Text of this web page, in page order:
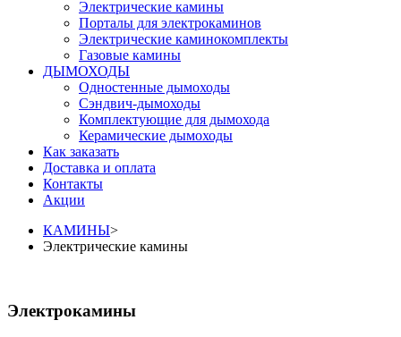
Электрические камины
Порталы для электрокаминов
Электрические каминокомплекты
Газовые камины
ДЫМОХОДЫ
Одностенные дымоходы
Сэндвич-дымоходы
Комплектующие для дымохода
Керамические дымоходы
Как заказать
Доставка и оплата
Контакты
Акции
КАМИНЫ>
Электрические камины
Электрокамины